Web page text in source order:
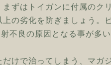
ずはトイガンに付属のク
の劣化を防ぎましょう。
不良の原因となる事が多い
けで治ってしまう、マガ